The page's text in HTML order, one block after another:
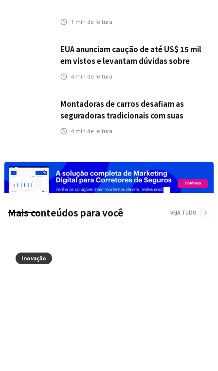
1 min de leitura
EUA anunciam caução de até US$ 15 mil
em vistos e levantam dúvidas sobre
impactos no seguro viagem
4 min de leitura
Montadoras de carros desafiam as
seguradoras tradicionais com suas
próprias opções de seguro
4 min de leitura
Mais conteúdos para você VEJA TUDO
Inovação